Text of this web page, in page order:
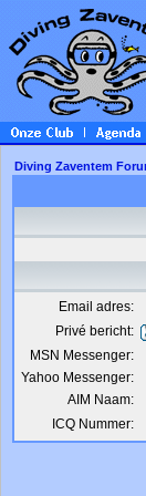
Diving Zaventem
Email adres:
Privé bericht:
MSN Messenger:
Yahoo Messenger:
AIM Naam:
ICQ Nummer: